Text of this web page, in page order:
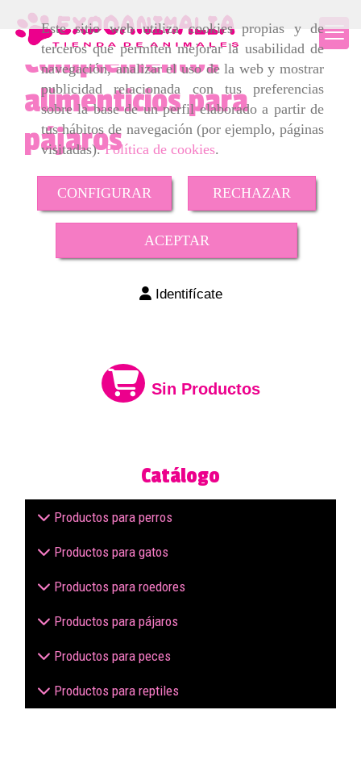
Este sitio web utiliza cookies propias y de
terceros que permiten mejorar la usabilidad de
navegación, analizar el uso de la web y mostrar
publicidad relacionada con tus preferencias
sobre la base de un perfil elaborado a partir de
tus hábitos de navegación (por ejemplo, páginas
visitadas).Política de cookies.
CONFIGURAR RECHAZAR
ACEPTAR
Complementos
alimenticios para
pájaros
Identifícate
Sin Productos
Catálogo
Productos para perros
Productos para gatos
Productos para roedores
Productos para pájaros
Productos para peces
Productos para reptiles